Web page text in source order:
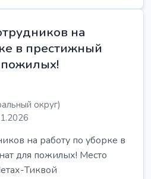
на
в престижный
округ)
на работу по уборке в
для пожилых! Место
Тиквой